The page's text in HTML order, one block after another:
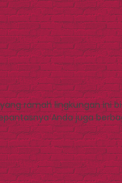
ramah lingkungan
Anda juga